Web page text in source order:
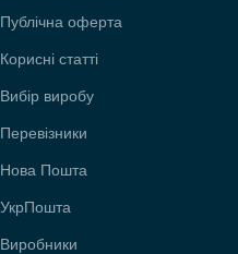
Публічна оферта
Корисні статті
Вибір виробу
Перевізники
Нова Пошта
УкрПошта
Виробники